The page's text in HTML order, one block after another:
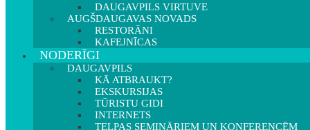
DAUGAVPILS VIRTUVE
AUGŠDAUGAVAS NOVADS
RESTORĀNI
KAFEJNĪCAS
NODERĪGI
DAUGAVPILS
KĀ ATBRAUKT?
EKSKURSIJAS
TŪRISTU GIDI
INTERNETS
TELPAS SEMINĀRIEM UN KONFERENCĒM